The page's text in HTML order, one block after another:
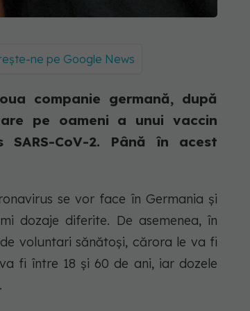
ne pe Google News
companie germană, după
pe oameni a unui vaccin
CoV-2. Până în acest
se vor face în Germania și
dozaje diferite. De asemenea, în
voluntari sănătoși, cărora le va fi
fi între 18 și 60 de ani, iar dozele